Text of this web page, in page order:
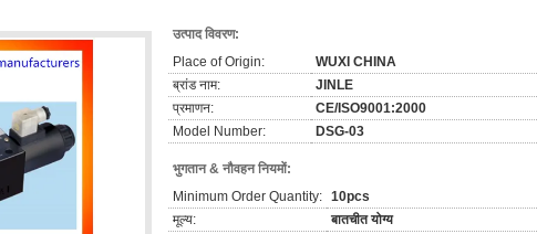
उत्पाद विवरण:
Place of Origin:
WUXI CHINA
ब्रांड नाम:
JINLE
प्रमाणन:
CE/ISO9001:2000
Model Number:
DSG-03
भुगतान & नौवहन नियमों:
Minimum Order Quantity: 10pcs
मूल्य:
बातचीत योग्य